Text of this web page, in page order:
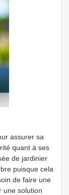
assurer sa
quant à ses
de jardinier
puisque cela
de faire une
une solution